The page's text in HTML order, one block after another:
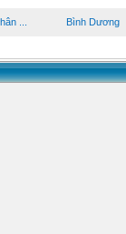
... Bình Dương